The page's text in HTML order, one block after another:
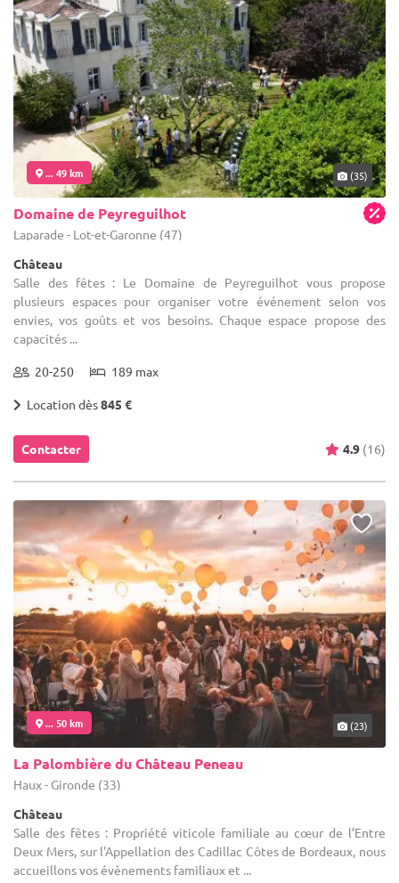
... 49 km (35)
Domaine de Peyreguilhot
Laparade - Lot-et-Garonne (47)
Château
Salle des fêtes : Le Domaine de Peyreguilhot vous propose
plusieurs espaces pour organiser votre événement selon vos
envies, vos goûts et vos besoins. Chaque espace propose des
capacités ...
20-250 189 max
Location dès845 €
Contacter 4.9 (16)
... 50 km (23)
La Palombière du Château Peneau
Haux - Gironde (33)
Château
Salle des fêtes : Propriété viticole familiale au cœur de l’Entre
Deux Mers, sur l'Appellation des Cadillac Côtes de Bordeaux, nous
accueillons vos évènements familiaux et ...